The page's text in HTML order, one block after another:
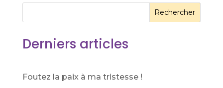
Rechercher
Derniers articles
Foutez la paix à ma tristesse !